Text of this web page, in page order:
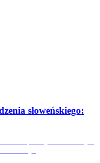
słoweńskiego: